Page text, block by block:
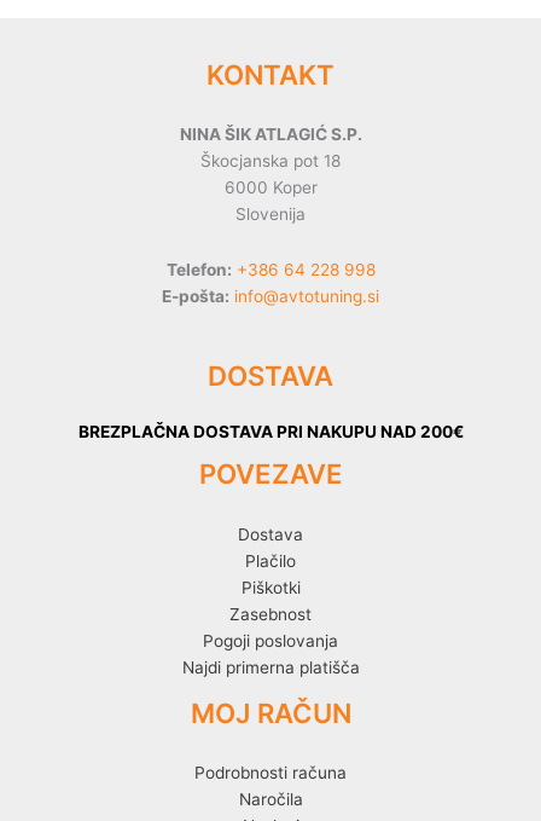
KONTAKT
NINA ŠIK ATLAGIĆ S.P.
Škocjanska pot 18
6000 Koper
Slovenija
Telefon: +386 64 228 998
E-pošta: info@avtotuning.si
DOSTAVA
BREZPLAČNA DOSTAVA PRI NAKUPU NAD 200€
POVEZAVE
Dostava
Plačilo
Piškotki
Zasebnost
Pogoji poslovanja
Najdi primerna platišča
MOJ RAČUN
Podrobnosti računa
Naročila